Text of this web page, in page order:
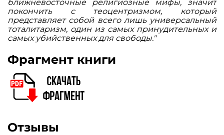
ближневосточные религиозные мифы, значит
покончить с теоцентризмом, который
представляет собой всего лишь универсальный
тоталитаризм, один из самых принудительных и
самых убийственных для свободы."
Фрагмент книги
Отзывы